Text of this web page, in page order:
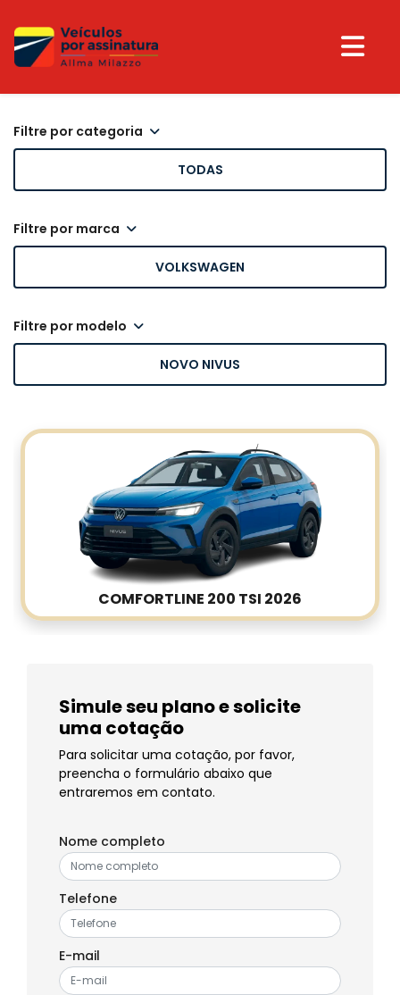
filtre por categoria
TODAS
filtre por marca
VOLKSWAGEN
filtre por modelo
NOVO NIVUS
COMFORTLINE 200 TSI 2026
Simule seu plano e solicite
uma cotação
Para solicitar uma cotação, por favor,
preencha o formulário abaixo que
entraremos em contato.
Nome completo
Telefone
E-mail